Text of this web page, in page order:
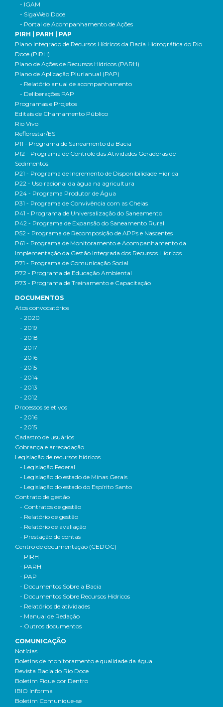
- IGAM
- SigaWeb Doce
- Portal de Acompanhamento de Ações
PIRH | PARH | PAP
Plano Integrado de Recursos Hídricos da Bacia Hidrográfica do Rio
Doce (PIRH)
Plano de Ações de Recursos Hídricos (PARH)
Plano de Aplicação Plurianual (PAP)
- Relatório anual de acompanhamento
- Deliberações PAP
Programas e Projetos
Editais de Chamamento Público
Rio Vivo
Reflorestar/ES
P11 - Programa de Saneamento da Bacia
P12 - Programa de Controle das Atividades Geradoras de
Sedimentos
P21 - Programa de Incremento de Disponibilidade Hídrica
P22 - Uso racional da água na agricultura
P24 - Programa Produtor de Água
P31 - Programa de Convivência com as Cheias
P41 - Programa de Universalização do Saneamento
P42 - Programa de Expansão do Saneamento Rural
P52 - Programa de Recomposição de APPs e Nascentes
P61 - Programa de Monitoramento e Acompanhamento da
Implementação da Gestão Integrada dos Recursos Hídricos
P71 - Programa de Comunicação Social
P72 - Programa de Educação Ambiental
P73 - Programa de Treinamento e Capacitação
DOCUMENTOS
Atos convocatórios
- 2020
- 2019
- 2018
- 2017
- 2016
- 2015
- 2014
- 2013
- 2012
Processos seletivos
- 2016
- 2015
Cadastro de usuários
Cobrança e arrecadação
Legislação de recursos hídricos
- Legislação Federal
- Legislação do estado de Minas Gerais
- Legislação do estado do Espírito Santo
Contrato de gestão
- Contratos de gestão
- Relatório de gestão
- Relatório de avaliação
- Prestação de contas
Centro de documentação (CEDOC)
- PIRH
- PARH
- PAP
- Documentos Sobre a Bacia
- Documentos Sobre Recursos Hídricos
- Relatórios de atividades
- Manual de Redação
- Outros documentos
COMUNICAÇÃO
Notícias
Boletins de monitoramento e qualidade da água
Revista Bacia do Rio Doce
Boletim Fique por Dentro
IBIO Informa
Boletim Comunique-se